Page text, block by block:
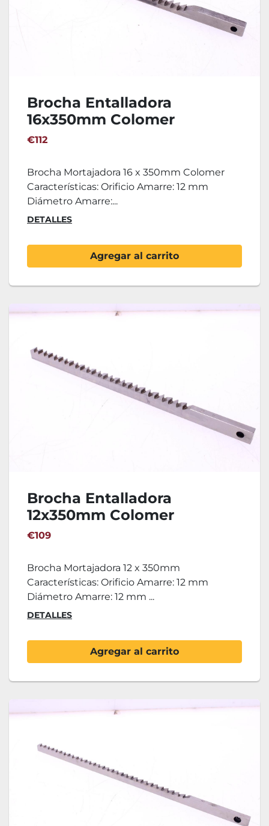
Brocha Entalladora
16x350mm Colomer
€112
Brocha Mortajadora 16 x 350mm Colomer
Características: Orificio Amarre: 12 mm
Diámetro Amarre:...
DETALLES
Agregar al carrito
Brocha Entalladora
12x350mm Colomer
€109
Brocha Mortajadora 12 x 350mm
Características: Orificio Amarre: 12 mm
Diámetro Amarre: 12 mm ...
DETALLES
Agregar al carrito